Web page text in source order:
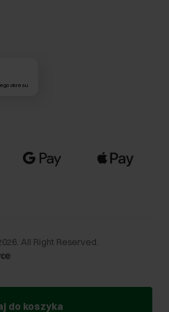
do koszyka
okresu
. All Right Reserved.